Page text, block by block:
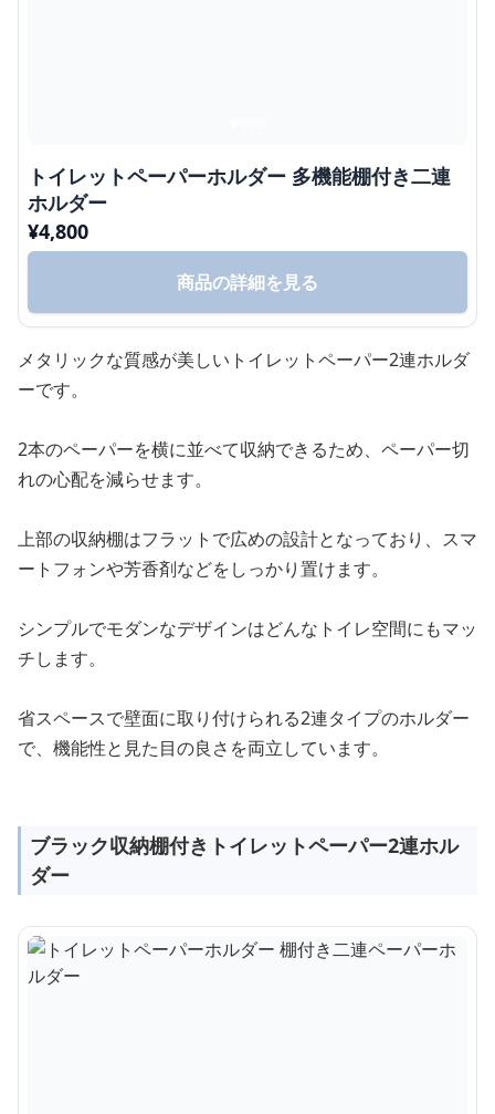
トイレットペーパーホルダー 多機能棚付き二連
ホルダー
¥4,800
商品の詳細を見る
メタリックな質感が美しいトイレットペーパー2連ホルダ
ーです。
2本のペーパーを横に並べて収納できるため、ペーパー切
れの心配を減らせます。
上部の収納棚はフラットで広めの設計となっており、スマ
ートフォンや芳香剤などをしっかり置けます。
シンプルでモダンなデザインはどんなトイレ空間にもマッ
チします。
省スペースで壁面に取り付けられる2連タイプのホルダー
で、機能性と見た目の良さを両立しています。
ブラック収納棚付きトイレットペーパー2連ホル
ダー